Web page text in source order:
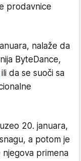
prodavnice
nalaže da
ByteDance,
ili da se suoči sa
20. januara,
a potom je
primena